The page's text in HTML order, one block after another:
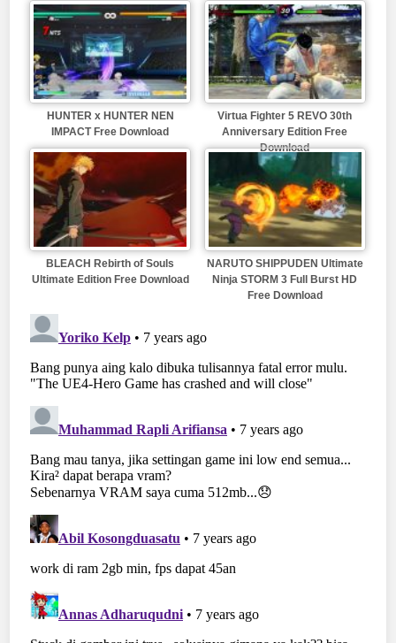
HUNTER x HUNTER NEN
IMPACT Free Download
Virtua Fighter 5 REVO 30th
Anniversary Edition Free
Download
BLEACH Rebirth of Souls
Ultimate Edition Free Download
NARUTO SHIPPUDEN Ultimate
Ninja STORM 3 Full Burst HD
Free Download